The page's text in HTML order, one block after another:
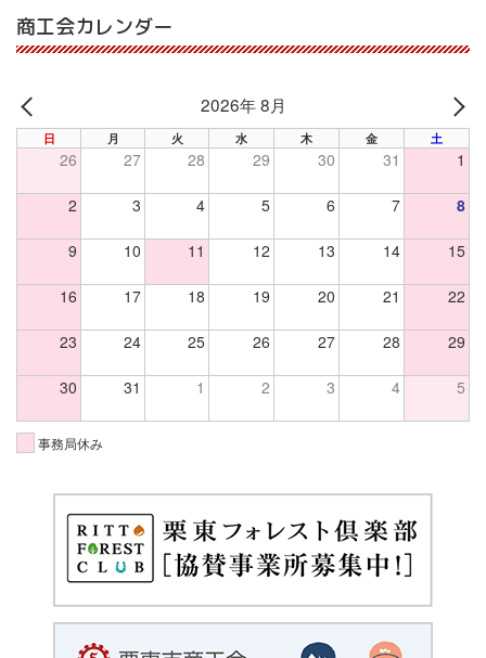
商工会カレンダー
PREV
2026年 8月
日 月 火 水 木 金 土
26 27 28 29 30 31 1
2 3 4 5 6 7 8
9 10 11 12 13 14 15
16 17 18 19 20 21 22
23 24 25 26 27 28 29
30 31 1 2 3 4 5
事務局休み